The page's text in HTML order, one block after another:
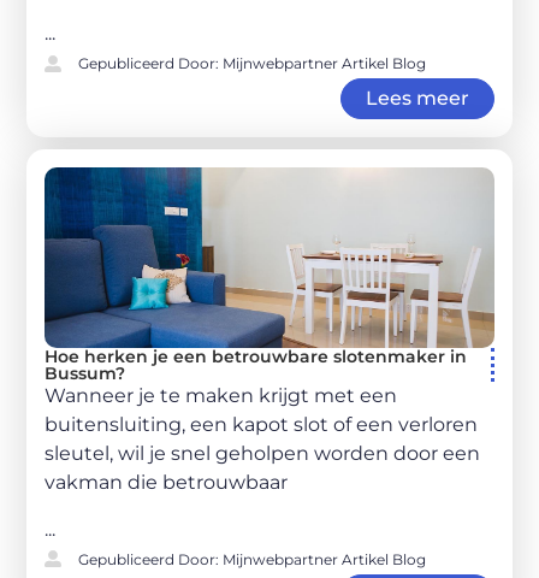
...
Gepubliceerd Door: Mijnwebpartner Artikel Blog
Lees meer
Hoe herken je een betrouwbare slotenmaker in
Bussum?
Wanneer je te maken krijgt met een
buitensluiting, een kapot slot of een verloren
sleutel, wil je snel geholpen worden door een
vakman die betrouwbaar
...
Gepubliceerd Door: Mijnwebpartner Artikel Blog